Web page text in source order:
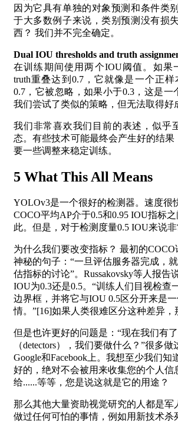
因为它具有单独的对象预测和条件类
于大多数例子来说，类别预测没有损
西？ 我们并不完全确定。
Dual IOU thresholds and truth
在训练期间使用两个IOU阈值。如果
truth重叠达到0.7，它就像是一个正样
0.7，它被忽略，如果小于0.3，这是一
我们尝试了类似的策略，但无法取得好
我们非常喜欢我们目前的表述，似乎
态。有些技术可能最终会产生好的结
要一些调整来稳定训练。
5 What This All Means
YOLOv3是一个很好的检测器。速度很
COCO平均AP介于0.5和0.95 IOU指标
此。但是，对于检测度量0.5 IOU来说非
为什么我们要改变指标？ 最初的
神秘的句子：“一旦评估服务器完成，
估指标的讨论”。Russakovsky等人报告
IOU为0.3还是0.5。“训练人们目视检查
边界框，并将它与IOU 0.5区分开来是
情。”[16]如果人类很难区分这种差异，
但是也许更好的问题是：“现在我们有
（detectors），我们要做什么？”很多
Google和Facebook上。我想至少我们知
好的，绝对不会被用来收集您的个人信
给......等等，您是说这就是它的用途？
那么其他大量资助视觉研究的人都是军
做过任何可怕的事情，例如用新技术杀